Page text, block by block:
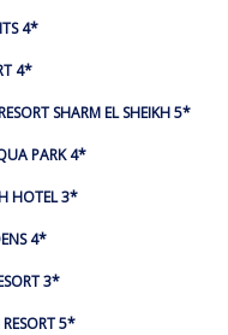
4*
4*
SHARM EL SHEIKH 5*
PARK 4*
HOTEL 3*
4*
3*
5*